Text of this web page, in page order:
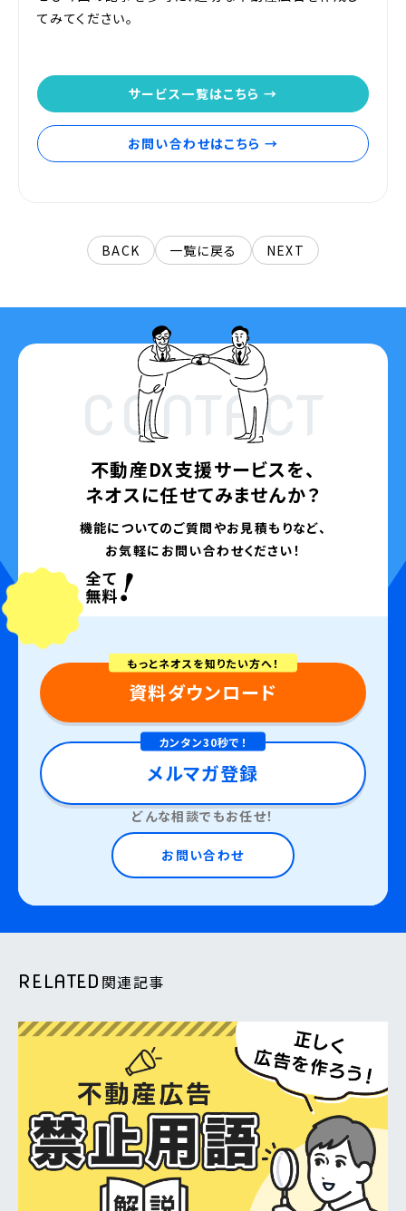
てみてください。
サービス一覧はこちら →
お問い合わせはこちら →
BACK 一覧に戻る NEXT
CONTACT
不動産DX支援サービスを、
ネオスに任せてみませんか？
機能についてのご質問やお見積もりなど、
お気軽にお問い合わせください！
もっとネオスを知りたい方へ！
資料ダウンロード
カンタン30秒で！
メルマガ登録
どんな相談でもお任せ！
お問い合わせ
RELATED 関連記事